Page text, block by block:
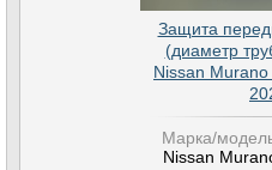
Защита
(диаметр
Nissan
Марка/
Nissan